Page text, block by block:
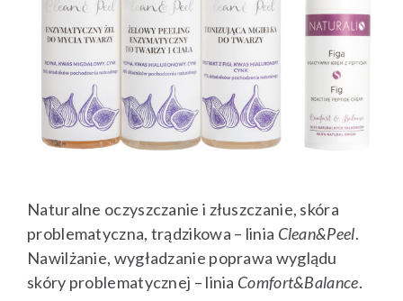
Naturalne oczyszczanie i złuszczanie, skóra
problematyczna, trądzikowa – linia Clean&Peel.
Nawilżanie, wygładzanie poprawa wyglądu
skóry problematycznej – linia Comfort&Balance.